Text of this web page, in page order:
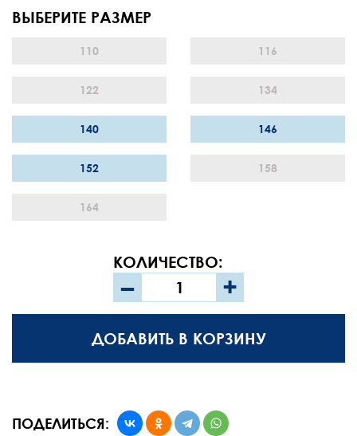
ВЫБЕРИТЕ РАЗМЕР
110 116
122 134
140 146
152 158
164
КОЛИЧЕСТВО:
– +
ДОБАВИТЬ В КОРЗИНУ
ПОДЕЛИТЬСЯ: